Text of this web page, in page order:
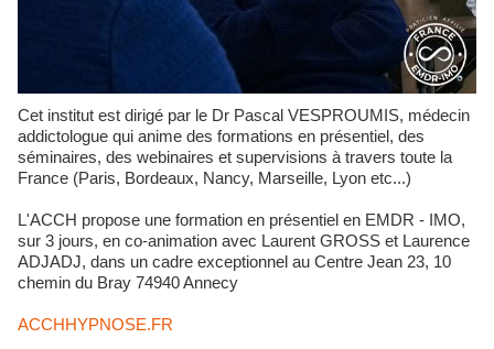
Cet institut est dirigé par le Dr Pascal VESPROUMIS, médecin
addictologue qui anime des formations en présentiel, des
séminaires, des webinaires et supervisions à travers toute la
France (Paris, Bordeaux, Nancy, Marseille, Lyon etc...)
L'ACCH propose une formation en présentiel en EMDR - IMO,
sur 3 jours, en co-animation avec Laurent GROSS et Laurence
ADJADJ, dans un cadre exceptionnel au Centre Jean 23, 10
chemin du Bray 74940 Annecy
ACCHHYPNOSE.FR